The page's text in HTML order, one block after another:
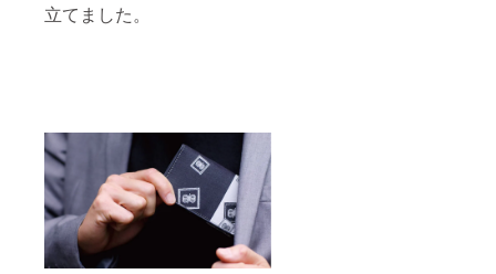
立てました。